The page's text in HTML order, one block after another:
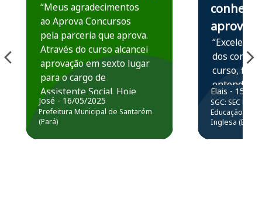
“Meus agradecimentos
ao Aprova Concursos
pela parceria que aprova.
Através do curso alcancei
aprovação em sexto lugar
para o cargo de
Assistente Social. Hoje
estou atuando na
Prefeitura de Santarém.
José - 16/05/2025
Prefeitura Municipal de Santarém
(Pará)
conhece,
aprova
“Excelente
dos
curso,
entender e
prática
resolução
questões.”
Elais - 15/07/
SGC: SEC BA
Educação
Inglesa (Edital